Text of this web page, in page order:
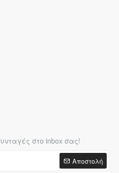
στο inbox σας!
Αποστολή